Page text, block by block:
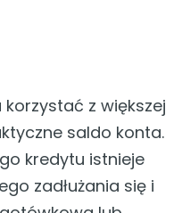
z większej
saldo konta.
kredytu istnieje
zadłużania się i